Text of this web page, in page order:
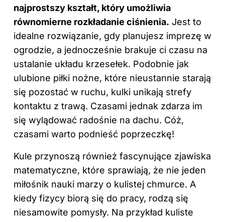
najprostszy kształt, który umożliwia
równomierne rozkładanie ciśnienia. Jest to
idealne rozwiązanie, gdy planujesz imprezę w
ogrodzie, a jednocześnie brakuje ci czasu na
ustalanie układu krzesełek. Podobnie jak
ulubione piłki nożne, które nieustannie starają
się pozostać w ruchu, kulki unikają strefy
kontaktu z trawą. Czasami jednak zdarza im
się wylądować radośnie na dachu. Cóż,
czasami warto podnieść poprzeczkę!
Kule przynoszą również fascynujące zjawiska
matematyczne, które sprawiają, że nie jeden
miłośnik nauki marzy o kulistej chmurce. A
kiedy fizycy biorą się do pracy, rodzą się
niesamowite pomysły. Na przykład kuliste